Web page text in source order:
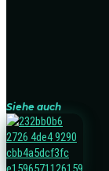
Siehe auch